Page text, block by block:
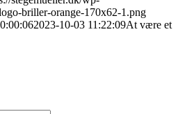
briller-orange-170x62-1.png
2023-10-03 11:22:09At være et